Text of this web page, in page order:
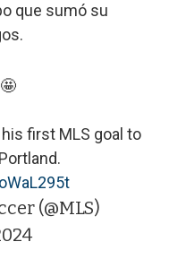
que sumó su
first MLS goal to
(@MLS)